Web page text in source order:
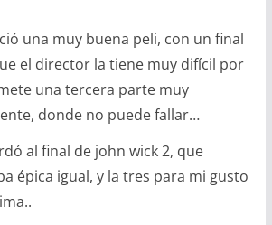
una muy buena peli, con un final
el director la tiene muy difícil por
una tercera parte muy
donde no puede fallar…
al final de john wick 2, que
épica igual, y la tres para mi gusto